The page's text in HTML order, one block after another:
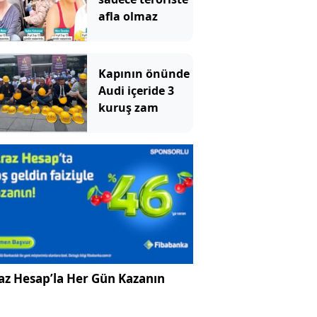
afla olmaz
Kapının önünde
Audi içeride 3
kuruş zam
Hesap’la Her Gün Kazanın